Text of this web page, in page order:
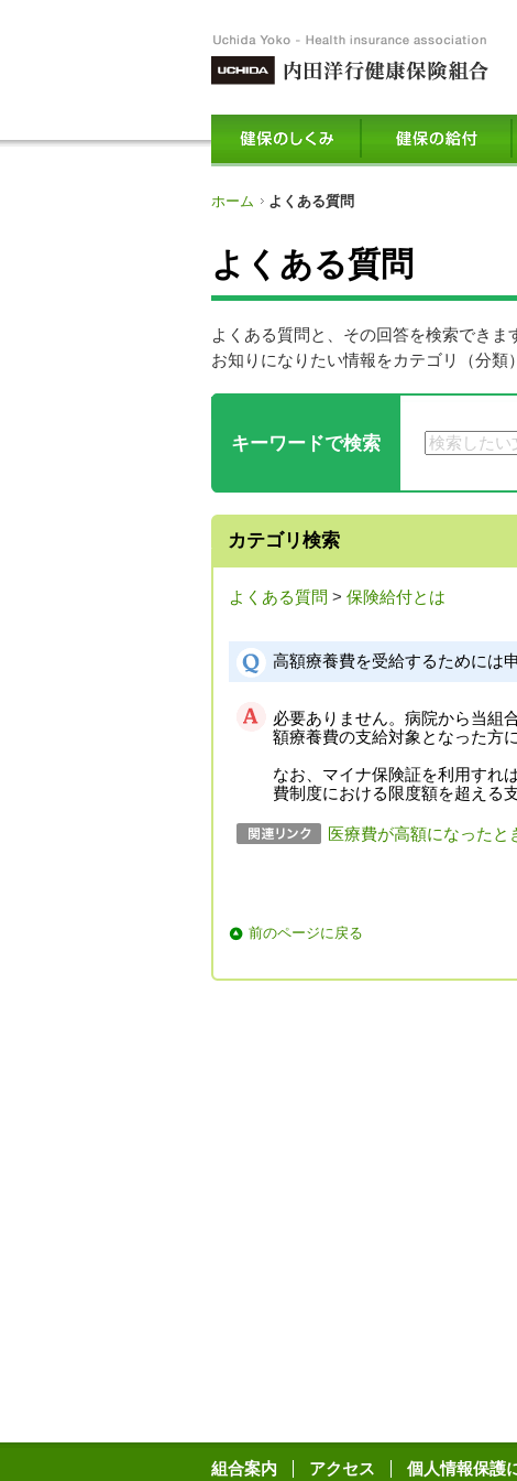
ホーム よくある質問
よくある質問
よくある質問と、その回答を検索できま
お知りになりたい情報をカテゴリ（分類
キーワードで検索
カテゴリ検索
よくある質問 > 保険給付とは
高額療養費を受給するためには
必要ありません。病院から当組
額療養費の支給対象となった方
なお、マイナ保険証を利用すれ
費制度における限度額を超える
医療費が高額になったと
前のページに戻る
組合案内 アクセス 個人情報保護